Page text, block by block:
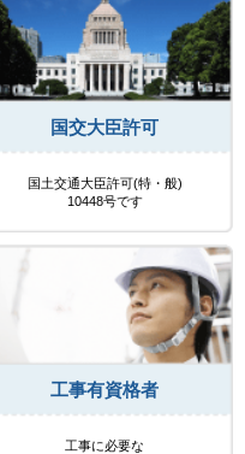
国交大臣許可
国土交通大臣許可(特・般)
10448号です
工事有資格者
工事に必要な